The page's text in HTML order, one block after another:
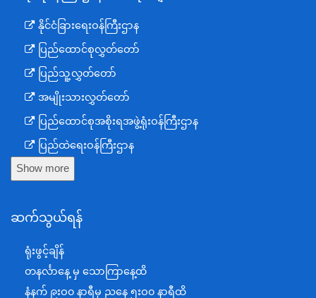
နိုင်ငံခြားရေးဝန်ကြီးဌာန
ပြည်ထောင်စုလွှတ်တော်
ပြည်သူ့လွှတ်တော်
အမျိုးသားလွှတ်တော်
ပြည်ထောင်စုအစိုးရအဖွဲ့ရုံးဝန်ကြီးဌာန
ပြည်ထဲရေးဝန်ကြီးဌာန
ကာကွယ်ရေးဝန်ကြီးဌာန
စီမံကိန်း၊ဘဏ္ဍာရေးနှင့်စက်မှုဝန်ကြီးဌာန
အပြည်ပြည်ဆိုင်ရာပူးပေါင်းဆောင်ရွက်ရေးဝန်ကြီးဌာန
ပြန်ကြားရေးဝန်ကြီးဌာန
Show more
ဆက်သွယ်ရန်
ရုံးဖွင့်ချိန်
တနင်္လာနေ့ မှ သောကြာနေ့ထိ
နံနက် ၉းဝ၀ နာရီမှ ညနေ ၅းဝ၀ နာရီထိ